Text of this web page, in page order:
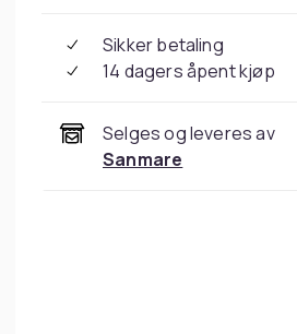
Sikker betaling
14 dagers åpent kjøp
Selges og leveres av
Sanmare